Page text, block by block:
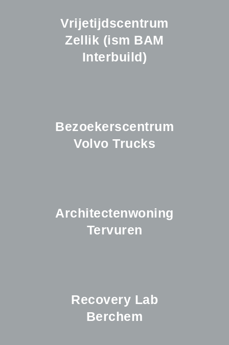
Vrijetijdscentrum
Zellik (ism BAM
Interbuild)
Bezoekerscentrum
Volvo Trucks
Architectenwoning
Tervuren
Recovery Lab
Berchem